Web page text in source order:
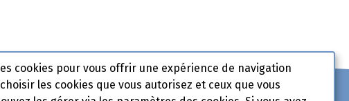
cookies pour vous offrir une expérience de navigation
les cookies que vous autorisez et ceux que vous